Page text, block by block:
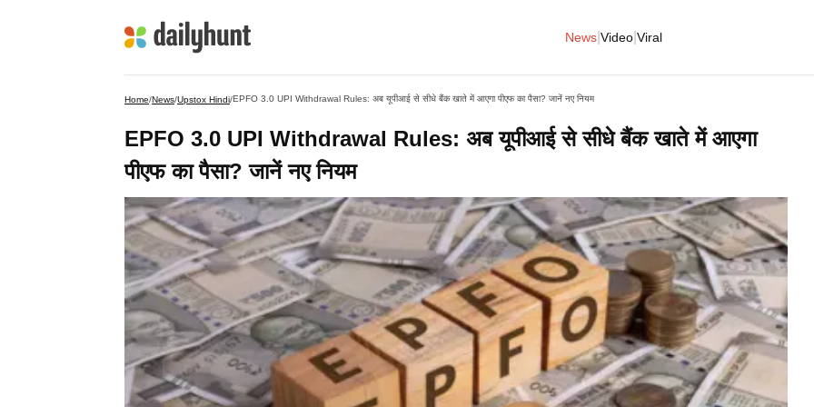
News Video Viral
Home/News/Upstox Hindi/EPFO 3.0 UPI Withdrawal Rules: अब यूपीआई से सीधे बैंक खाते में आएगा पीएफ का पैसा? जानें नए नियम
EPFO 3.0 UPI Withdrawal Rules: अब यूपीआई से सीधे बैंक खाते में आएगा
पीएफ का पैसा? जानें नए नियम